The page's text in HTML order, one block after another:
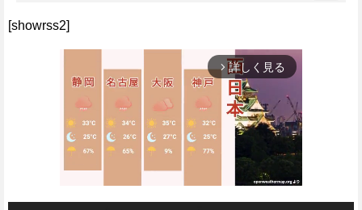
[showrss2]
arrow_forward_ios 詳しく見る